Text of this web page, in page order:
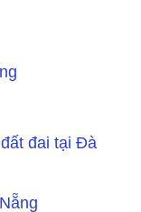
đai tại Đà